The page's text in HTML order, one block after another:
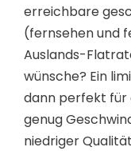
erreichbare
(fernsehen und
Auslands-
wünsche? Ein
dann perfekt für
genug
niedriger